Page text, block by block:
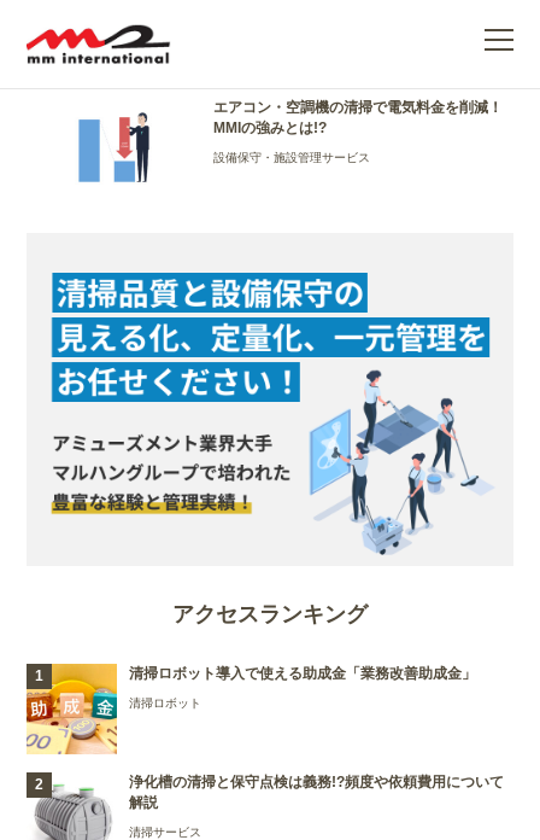
エアコン・空調機の清掃で電気料金を削減！
MMIの強みとは!?
設備保守・施設管理サービス
アクセスランキング
清掃ロボット導入で使える助成金「業務改善助成金」
清掃ロボット
浄化槽の清掃と保守点検は義務!?頻度や依頼費用について
解説
清掃サービス